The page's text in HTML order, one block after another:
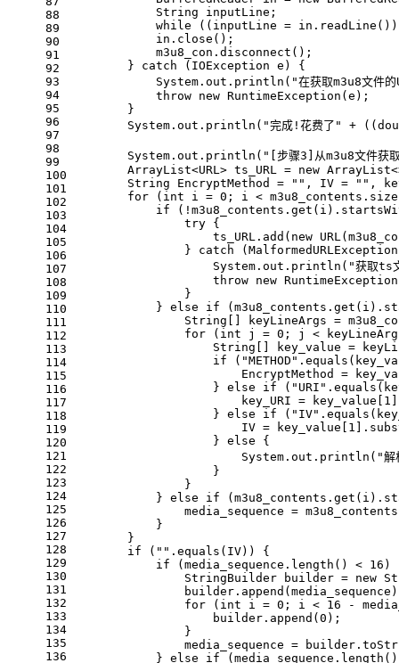
88
89
90
91
92
93
94
95
96
97
98
99
100
101
102
103
104
105
106
107
108
109
110
111
112
113
114
115
116
117
118
119
120
121
122
123
124
125
126
127
128
129
130
131
132
133
134
135
136
            String inputLine;
while ((inputLine =
            in.close();
            m3u8_con.disconnect();
        }
catch (IOException e) {
            System.out.println(
"在获取m3u8文件
throw new RuntimeException (e);
        }
        System.out.println(
"完成!花费了" + ((
        System.out.println(
"[步骤3]从m3u8文件
        ArrayList<URL> ts_URL =
new ArrayList
String
EncryptMethod = "" , IV = "" ,
for ( int i = 0 ; i <
if
try {
                    ts_URL.add(
new URL
                }
catch
                    System.out.println(
"获取ts
throw new RuntimeException
                }
            }
else if
String[] keyLineArgs =
for ( int j = 0 ; j <
String[] key_value =
if ( "METHOD"
EncryptMethod =
                    }
else if ( "URI"
                        key_URI = key_value[
1
                    }
else if ( "IV"
                        IV = key_value[
1
                    }
else {
                        System.out.println(
"解
                    }
                }
            }
else if
media_sequence =
            }
        }
if ( "" .equals(IV)) {
if (media_sequence.length() < 16 )
StringBuilder
builder = new
for ( int i = 0 ; i < 16 -
                    builder.append(
0 );
                }
media_sequence =
            }
else if